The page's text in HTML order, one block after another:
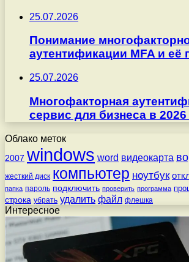
25.07.2026
Понимание
аутентификации MFA и её
25.07.2026
Многофакторная
сервис для бизнеса в 2026
Облако меток
2007 windows word видеокарта
жесткий диск компьютер ноутбук
папка пароль подключить проверить программа
строка убрать удалить файл флешка
Интересное